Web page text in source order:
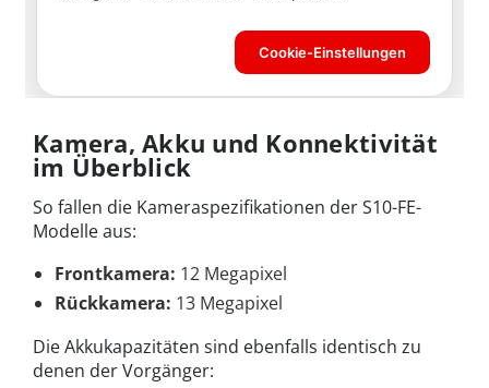
Kamera, Akku und Konnektivität
im Überblick
So fallen die Kameraspezifikationen der S10-FE-
Modelle aus:
Frontkamera: 12 Megapixel
Rückkamera: 13 Megapixel
Die Akkukapazitäten sind ebenfalls identisch zu
denen der Vorgänger: